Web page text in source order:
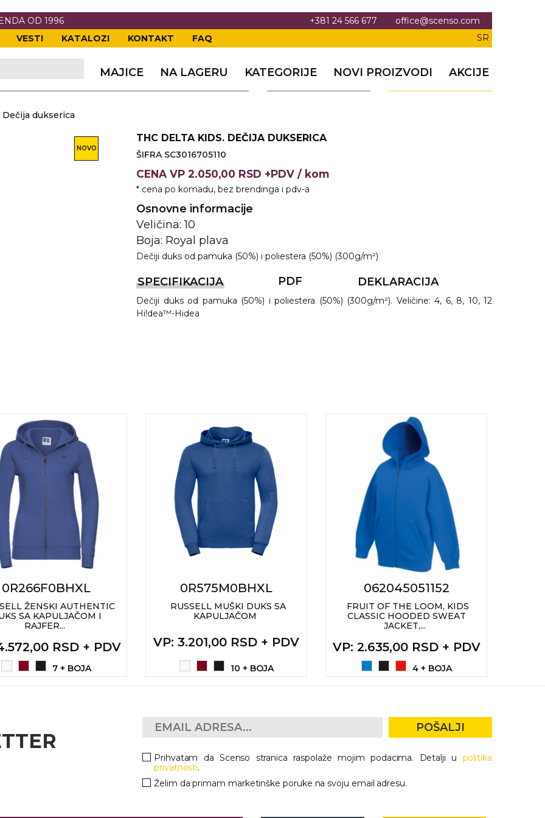
OD 1996 +381 24 566 677
office@scenso.com
VESTI KATALOZI KONTAKT FAQ SR
MAJICE NA LAGERU KATEGORIJE NOVI PROIZVODI AKCIJE
Dečija dukserica
NOVO
THC DELTA KIDS. DEČIJA DUKSERICA
ŠIFRA SC3016705110
CENA VP 2.050,00 RSD +PDV / kom
* cena po komadu, bez brendinga i pdv-a
Osnovne informacije
Veličina: 10
Boja: Royal plava
Dečiji duks od pamuka (50%) i poliestera (50%) (300g/m²)
SPECIFIKACIJA PDF DEKLARACIJA
Dečiji duks od pamuka (50%) i poliestera (50%) (300g/m²). Veličine: 4, 6, 8, 10, 12
Hi!dea™-Hidea
0R266F0BHXL
ŽENSKI AUTHENTIC
SA KAPULJAČOM I
RAJFER...
RSD + PDV
7 + BOJA
0R575M0BHXL
RUSSELL MUŠKI DUKS SA
KAPULJAČOM
VP: 3.201,00 RSD + PDV
10 + BOJA
062045051152
FRUIT OF THE LOOM, KIDS
CLASSIC HOODED SWEAT
JACKET,...
VP: 2.635,00 RSD + PDV
4 + BOJA
POŠALJI
Prihvatam da Scenso stranica raspolaže mojim podacima. Detalji u politika
privatnosti.
Želim da primam marketinške poruke na svoju email adresu.